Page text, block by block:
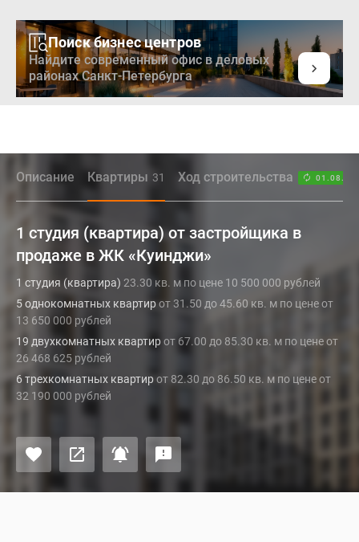
Поиск бизнес центров
Найдите современный офис в деловых
районах Санкт-Петербурга
Описание Квартиры 31 Ход строительства 01.08.26
1 студия (квартира) от застройщика в
продаже в ЖК «Куинджи»
1 студия (квартира) 23.30 кв. м по цене 10 500 000 рублей
5 однокомнатных квартирот 31.50 до 45.60 кв. м по цене от
13 650 000 рублей
19 двухкомнатных квартирот 67.00 до 85.30 кв. м по цене от
26 468 625 рублей
6 трехкомнатных квартирот 82.30 до 86.50 кв. м по цене от
32 190 000 рублей